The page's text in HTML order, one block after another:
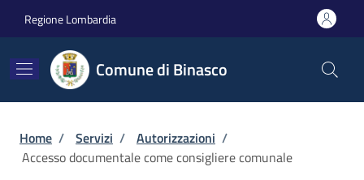
Regione Lombardia
Comune di Binasco
Briciole di pane
Home / Servizi / Autorizzazioni /
Accesso documentale come consigliere comunale